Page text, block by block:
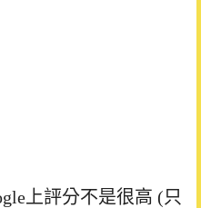
上評分不是很高 (只